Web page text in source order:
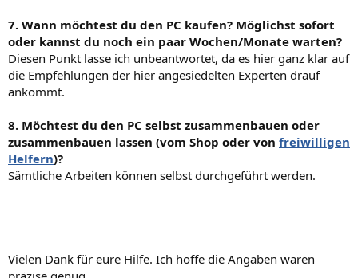
7. Wann möchtest du den PC kaufen? Möglichst sofort
oder kannst du noch ein paar Wochen/Monate warten?
Diesen Punkt lasse ich unbeantwortet, da es hier ganz klar auf
die Empfehlungen der hier angesiedelten Experten drauf
ankommt.
8. Möchtest du den PC selbst zusammenbauen oder
zusammenbauen lassen (vom Shop oder von freiwilligen
Helfern)?
Sämtliche Arbeiten können selbst durchgeführt werden.
Vielen Dank für eure Hilfe. Ich hoffe die Angaben waren